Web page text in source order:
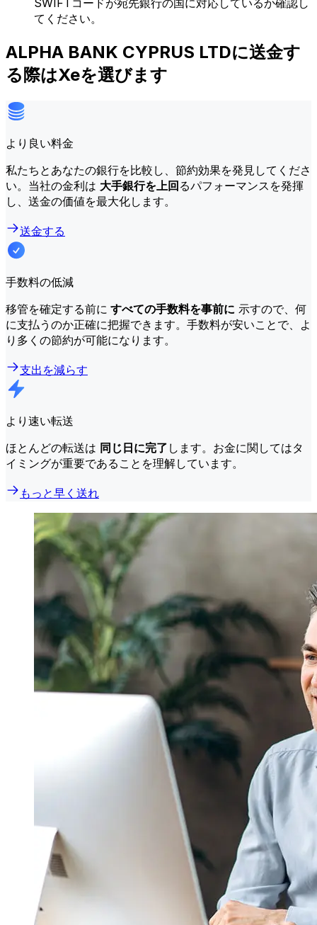
SWIFTコードが宛先銀行の国に対応しているか確認し
てください。
ALPHA BANK CYPRUS LTDに送金す
る際はXeを選びます
より良い料金
私たちとあなたの銀行を比較し、節約効果を発見してくださ
い。当社の金利は 大手銀行を上回るパフォーマンスを発揮
し、送金の価値を最大化します。
送金する
手数料の低減
移管を確定する前に すべての手数料を事前に 示すので、何
に支払うのか正確に把握できます。手数料が安いことで、よ
り多くの節約が可能になります。
支出を減らす
より速い転送
ほとんどの転送は 同じ日に完了 します。お金に関してはタ
イミングが重要であることを理解しています。
もっと早く送れ